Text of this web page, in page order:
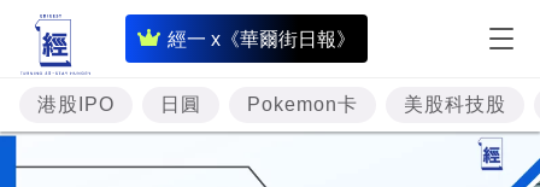
經一 x《華爾街日報》
即
時
財
經
專
港股IPO 日圓 Pokemon卡 美股科技股